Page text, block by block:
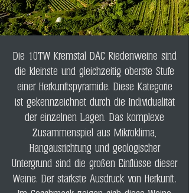
Die 1ÖTW Kremstal DAC Riedenweine sind
die kleinste und gleichzeitig oberste Stufe
einer Herkunftspyramide. Diese Kategorie
ist gekennzeichnet durch die Individualität
der einzelnen Lagen. Das komplexe
Zusammenspiel aus Mikroklima,
Hangausrichtung und geologischer
Untergrund sind die großen Einflüsse dieser
Weine. Der stärkste Ausdruck von Herkunft.